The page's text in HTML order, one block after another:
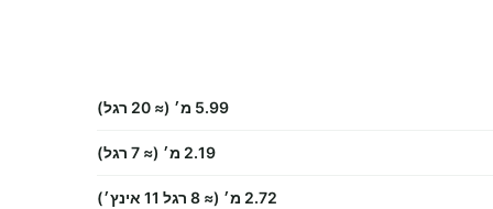
5.99 מ׳ (≈ 20 רגל)
2.19 מ׳ (≈ 7 רגל)
2.72 מ׳ (≈ 8 רגל 11 אינץ׳)